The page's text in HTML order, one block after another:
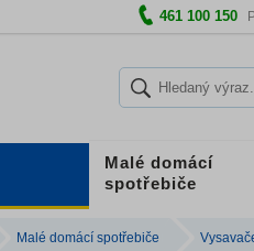
461 100 150
Malé domácí
spotřebiče
Malé domácí spotřebiče